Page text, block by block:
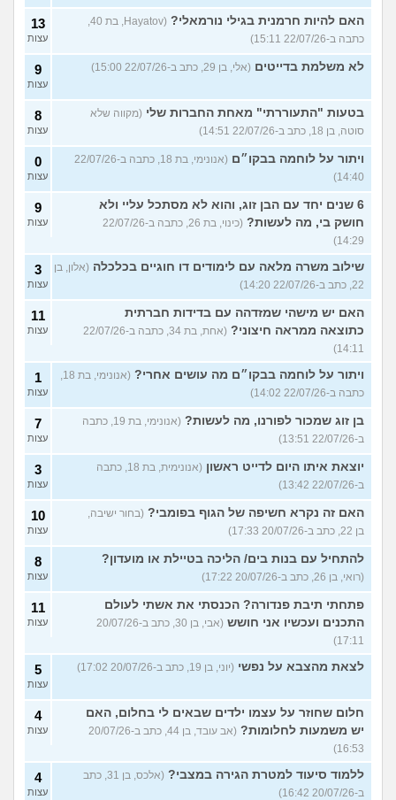
האם להיות חרמנית בגילי נורמאלי?
כתבה ב-22/07/26 15:11)
13
עצות
לא משלמת בדייטים (אלי, בן 29, כתב ב-22/07/26 15:00) 9
עצות
בטעות "התעוררתי" מאחת החברות שלי (מקווה שלא
סוטה, בן 18, כתב ב-22/07/26 14:51)
8
עצות
ויתור על לוחמה בבקו״ם
(אנונימי, בת 18, כתבה ב-22/07/26
14:40)
0
עצות
6 שנים יחד עם הבן זוג, והוא לא מסתכל עליי ולא
חושק בי, מה לעשות?
(כינוי, בת 26, כתבה ב-22/07/26
14:29)
9
עצות
שילוב משרה מלאה עם לימודים דו חוגיים בכלכלה (אלון, בן
22, כתב ב-22/07/26 14:20)
3
עצות
האם יש מישהי שמזדהה עם בדידות חברתית
כתוצאה ממראה חיצוני?
(אחת, בת 34, כתבה ב-22/07/26
14:11)
11
עצות
ויתור על לוחמה בבקו״ם מה עושים אחרי?
כתבה ב-22/07/26 14:02)
1
עצות
בן זוג שמכור לפורנו, מה לעשות?
(אנונימי, בת 19, כתבה
ב-22/07/26 13:51)
7
עצות
יוצאת איתו היום לדייט ראשון
(אנונימית, בת 18, כתבה
ב-22/07/26 13:42)
3
עצות
האם זה נקרא חשיפה של הגוף בפומבי? (בחור ישיבה,
בן 22, כתב ב-20/07/26 17:33)
10
עצות
להתחיל עם בנות בים/ הליכה בטיילת או מועדון?
(רואי, בן 26, כתב ב-20/07/26 17:22)
8
עצות
פתחתי תיבת פנדורה? הכנסתי את אשתי לעולם
התכנים ועכשיו אני חושש
(אבי, בן 30, כתב ב-20/07/26
17:11)
11
עצות
לצאת מהצבא על נפשי (יוני, בן 19, כתב ב-20/07/26 17:02) 5
עצות
חלום שחוזר על עצמו ילדים שבאים לי בחלום, האם
יש משמעות לחלומות?
(אב עובד, בן 44, כתב ב-20/07/26
16:53)
4
עצות
ללמוד סיעוד למטרת הגירה במצבי?
(אלכס, בן 31, כתב
ב-20/07/26 16:42)
4
עצות